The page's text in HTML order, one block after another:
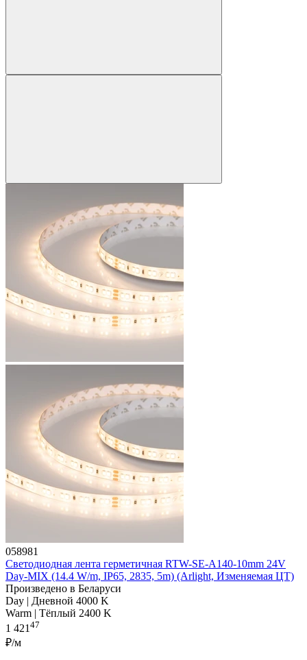
058981
Светодиодная лента герметичная RTW-SE-A140-10mm 24V
Day-MIX (14.4 W/m, IP65, 2835, 5m) (Arlight, Изменяемая ЦТ)
Произведено в Беларуси
Day | Дневной 4000 K
Warm | Тёплый 2400 K
1 421 47
₽/м